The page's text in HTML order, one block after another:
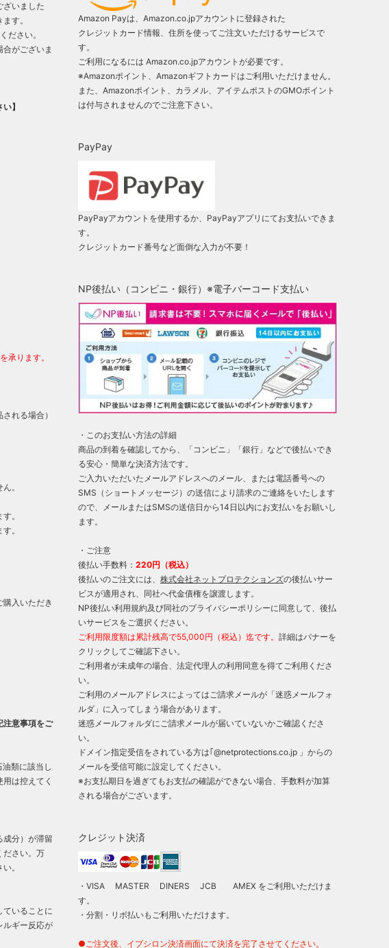
ざいました
す。
ださい。
がございま
】
承ります。
れる場合）
。
。
。
入いただき
注意事項をご
類に該当し
は控えてく
分）が滞留
ださい。万
。
いることに
ルギー反応が
Amazon Payは、Amazon.co.jpアカウントに登録された
クレジットカード情報、住所を使ってご注文いただけるサービスで
す。
ご利用になるには Amazon.co.jpアカウントが必要です。
※Amazonポイント、Amazonギフトカードはご利用いただけません。
また、Amazonポイント、カラメル、アイテムポストのGMOポイント
は付与されませんのでご注意下さい。
PayPay
PayPayアカウントを使用するか、PayPayアプリにてお支払いできま
す。
クレジットカード番号など面倒な入力が不要！
NP後払い（コンビニ・銀行）※電子バーコード支払い
・このお支払い方法の詳細
商品の到着を確認してから、「コンビニ」「銀行」などで後払いでき
る安心・簡単な決済方法です。
ご入力いただいたメールアドレスへのメール、または電話番号への
SMS（ショートメッセージ）の送信により請求のご連絡をいたします
ので、メールまたはSMSの送信日から14日以内にお支払いをお願いし
ます。
・ご注意
後払い手数料： 220円（税込）
後払いのご注文には、 株式会社ネットプロテクションズの後払いサー
ビスが適用され、同社へ代金債権を譲渡します。
NP後払い利用規約及び同社のプライバシーポリシーに同意して、後払
いサービスをご選択ください。
ご利用限度額は累計残高で55,000円（税込）迄です。 詳細はバナーを
クリックしてご確認下さい。
ご利用者が未成年の場合、法定代理人の利用同意を得てご利用くださ
い。
ご利用のメールアドレスによってはご請求メールが「迷惑メールフォ
ルダ」に入ってしまう場合があります。
迷惑メールフォルダにご請求メールが届いていないかご確認くださ
い。
ドメイン指定受信をされている方は｢@netprotections.co.jp 」からの
メールを受信可能に設定してください。
※お支払期日を過ぎてもお支払の確認ができない場合、手数料が加算
される場合がございます。
クレジット決済
・VISA MASTER DINERS JCB AMEX をご利用いただけま
す。
・分割・リボ払いもご利用いただけます。
●ご注文後、イプシロン決済画面にて決済を完了させてください。